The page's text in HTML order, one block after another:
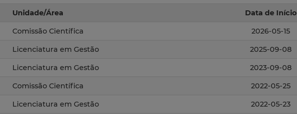
Unidade/Área Data de Início
Comissão Científica 2026-05-15
Licenciatura em Gestão 2025-09-08
Licenciatura em Gestão 2023-09-08
Comissão Científica 2022-05-25
Licenciatura em Gestão 2022-05-23